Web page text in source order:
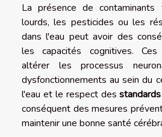
La présence de
lourds, les pesticides ou les
dans l'eau peut avoir des
les capacités cognitives.
altérer les processus
dysfonctionnements au sein du
l'eau et le respect des
conséquent des mesures
maintenir une bonne santé